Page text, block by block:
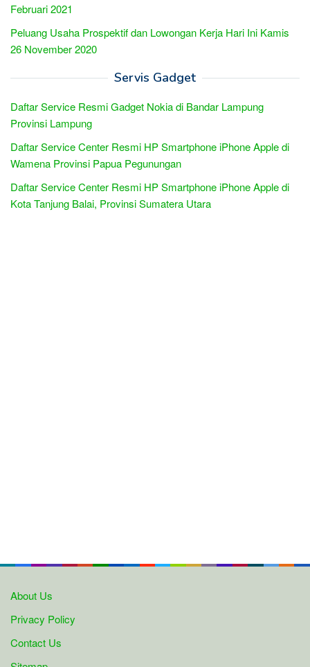
Februari 2021
Peluang Usaha Prospektif dan Lowongan Kerja Hari Ini Kamis
26 November 2020
Servis Gadget
Daftar Service Resmi Gadget Nokia di Bandar Lampung
Provinsi Lampung
Daftar Service Center Resmi HP Smartphone iPhone Apple di
Wamena Provinsi Papua Pegunungan
Daftar Service Center Resmi HP Smartphone iPhone Apple di
Kota Tanjung Balai, Provinsi Sumatera Utara
About Us
Privacy Policy
Contact Us